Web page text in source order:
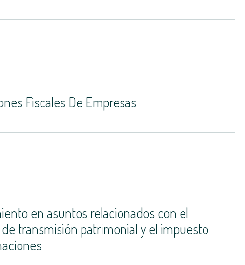
Fiscales De Empresas
en asuntos relacionados con el
transmisión patrimonial y el impuesto